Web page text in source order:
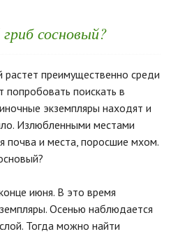
сосновый?
растет преимущественно среди
попробовать поискать в
экземпляры находят и
Излюбленными местами
почва и места, поросшие мхом.
июня. В это время
Осенью наблюдается
Тогда можно найти